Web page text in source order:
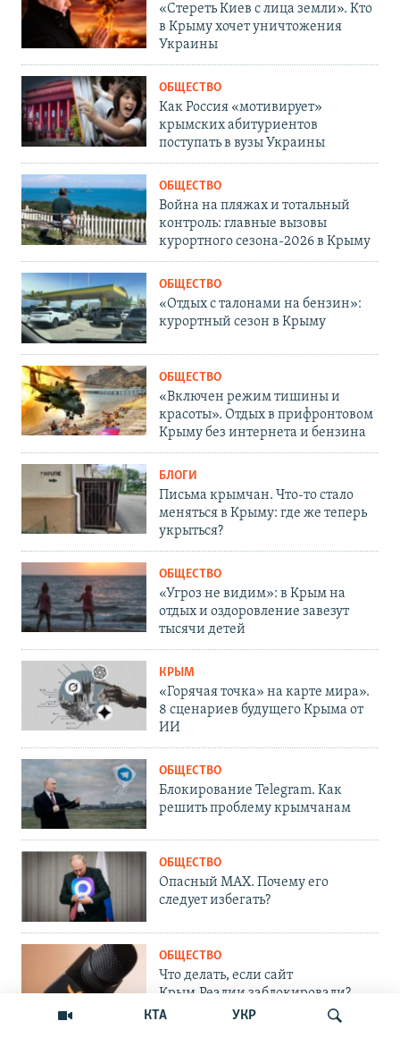
КТА УКР
«Стереть Киев с лица земли». Кто
в Крыму хочет уничтожения
Украины
ОБЩЕСТВО
Как Россия «мотивирует»
крымских абитуриентов
поступать в вузы Украины
ОБЩЕСТВО
Война на пляжах и тотальный
контроль: главные вызовы
курортного сезона-2026 в Крыму
ОБЩЕСТВО
«Отдых с талонами на бензин»:
курортный сезон в Крыму
ОБЩЕСТВО
«Включен режим тишины и
красоты». Отдых в прифронтовом
Крыму без интернета и бензина
БЛОГИ
Письма крымчан. Что-то стало
меняться в Крыму: где же теперь
укрыться?
ОБЩЕСТВО
«Угроз не видим»: в Крым на
отдых и оздоровление завезут
тысячи детей
КРЫМ
«Горячая точка» на карте мира».
8 сценариев будущего Крыма от
ИИ
ОБЩЕСТВО
Блокирование Telegram. Как
решить проблему крымчанам
ОБЩЕСТВО
Опасный MAX. Почему его
следует избегать?
ОБЩЕСТВО
Что делать, если сайт
Крым.Реалии заблокировали?